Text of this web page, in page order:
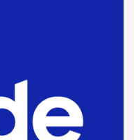
por
drogas en la